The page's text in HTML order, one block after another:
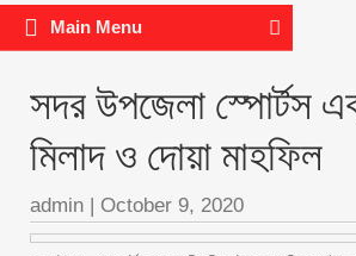
Main Menu
সদর উপজেলা স্পোর্টস
মিলাদ ও দোয়া মাহফিল
admin | October 9, 2020